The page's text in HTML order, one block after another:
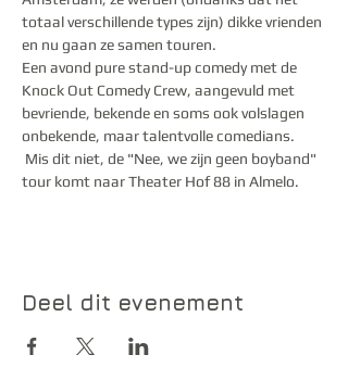
totaal verschillende types zijn) dikke vrienden
en nu gaan ze samen touren.
Een avond pure stand-up comedy met de
Knock Out Comedy Crew, aangevuld met
bevriende, bekende en soms ook volslagen
onbekende, maar talentvolle comedians.
tour komt naar Theater Hof 88 in Almelo.
Deel dit evenement